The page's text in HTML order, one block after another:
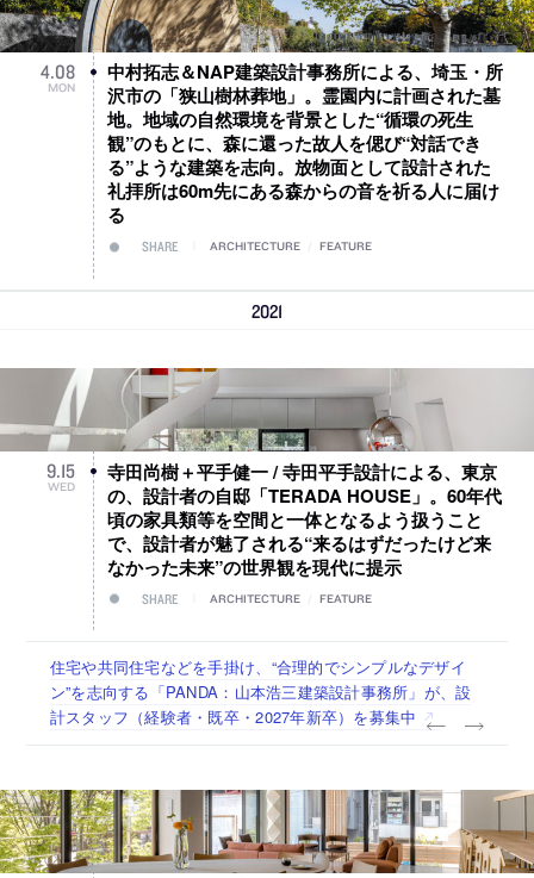
4.08
MON
中村拓志＆NAP建築設計事務所による、埼玉・所
沢市の「狭山樹林葬地」。霊園内に計画された墓
地。地域の自然環境を背景とした“循環の死生
観”のもとに、森に還った故人を偲び“対話でき
る”ような建築を志向。放物面として設計された
礼拝所は60m先にある森からの音を祈る人に届け
る
SHARE ARCHITECTURE FEATURE
2021
9.15
WED
寺田尚樹＋平手健一 / 寺田平手設計による、東京
の、設計者の自邸「TERADA HOUSE」。60年代
頃の家具類等を空間と一体となるよう扱うこと
で、設計者が魅了される“来るはずだったけど来
なかった未来”の世界観を現代に提示
SHARE ARCHITECTURE FEATURE
古民家を軸に全国で“価値循環の仕組み”を作り、リモートワ
ーク主体の働き方を実践する「株式会社つぎと」が、設計ス
タッフ（経験者・既卒）を募集中
リノベる株式会社が、設計パートナー (業務委託) を募集中
社会への影響力のある建築を手掛け、スタッフ同士で助け合
う環境づくりも行う「E.A.S.T.architects」が、設計スタッフ
（経験者・既卒・2027年新卒）を募集中
代官山を拠点に活動する「梅澤竜也 / ALA INC.」が、設計ス
タッフ・アルバイト・事務職を募集中
住宅や共同住宅などを手掛け、“合理的でシンプルなデザイ
ン”を志向する「PANDA：山本浩三建築設計事務所」が、設
計スタッフ（経験者・既卒・2027年新卒）を募集中